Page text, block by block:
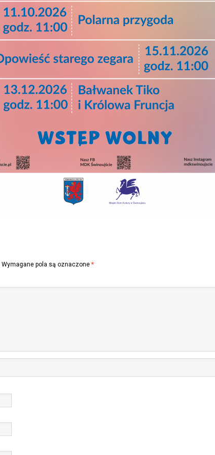
Wymagane pola są oznaczone *